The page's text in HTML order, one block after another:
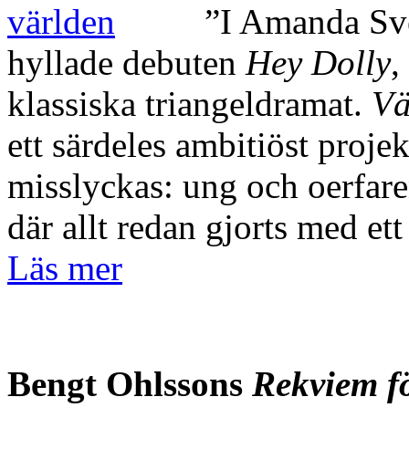
”I Amanda
hyllade debuten Hey Dolly,
klassiska triangeldramat.
ett särdeles ambitiöst
misslyckas: ung och
där allt redan gjorts med
Läs mer
Bengt Ohlssons Rekviem